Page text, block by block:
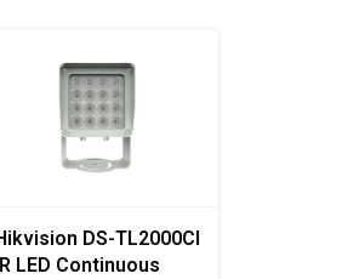
DS-TL2000CI
LED Continuous